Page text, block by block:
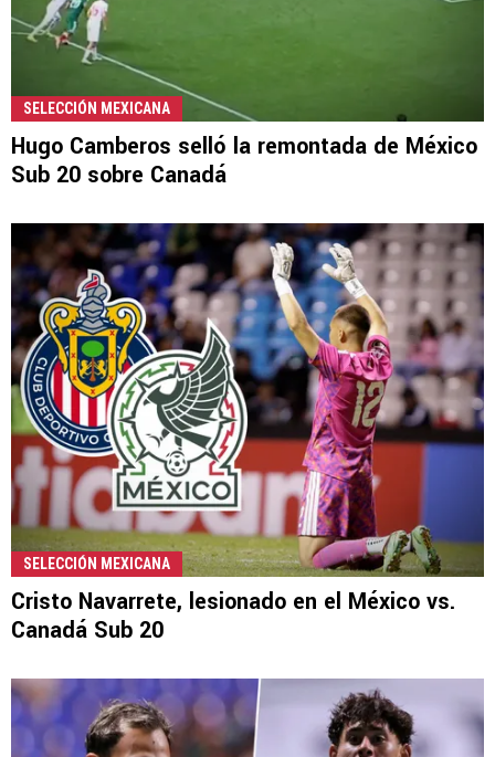
SELECCIÓN MEXICANA
Hugo Camberos selló la remontada de México
Sub 20 sobre Canadá
SELECCIÓN MEXICANA
Cristo Navarrete, lesionado en el México vs.
Canadá Sub 20